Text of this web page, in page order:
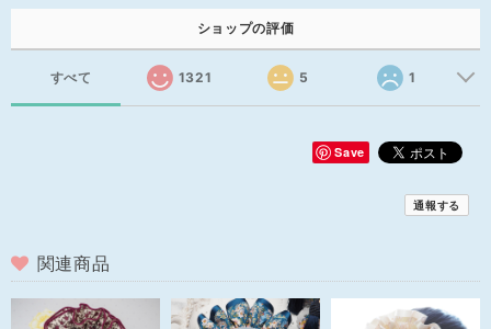
ショップの評価
すべて 1321 5 1
Save
通報する
関連商品